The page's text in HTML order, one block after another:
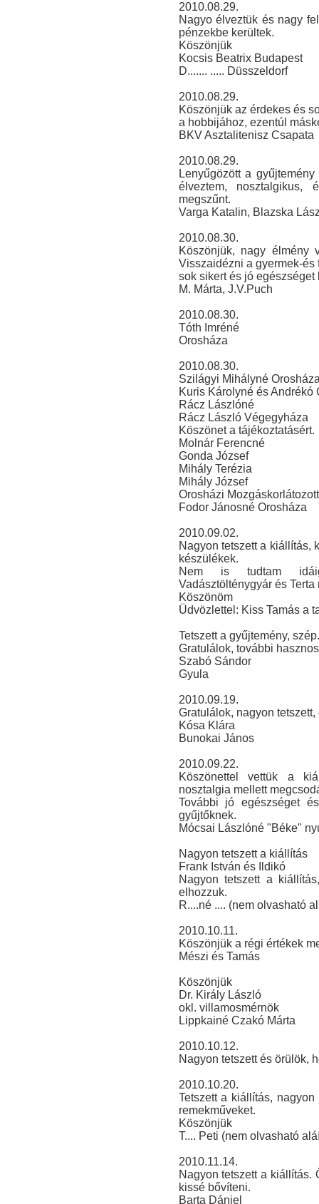
2010.08.29.
Nagyo élveztük és nagy
pénzekbe kerültek.
Köszönjük
Kocsis Beatrix Budapest
D....... ..... Düsszeldorf
2010.08.29.
Köszönjük az érdekes és
a hobbijához, ezentúl
BKV Asztalitenisz Csapata
2010.08.29.
Lenyűgözött a
élveztem,
megszűnt.
Varga Katalin, Blazska
2010.08.30.
Köszönjük, nagy élmény
Visszaidézni a gyermek-és
sok sikert és jó egészséget
M. Márta, J.V.Puch
2010.08.30.
Tóth Imréné
Orosháza
2010.08.30.
Szilágyi Mihályné
Kuris Károlyné és Andrékó
Rácz Lászlóné
Rácz László Végegyháza
Köszönet a tájékoztatásért.
Molnár Ferencné
Gonda József
Mihály Terézia
Mihály József
Orosházi
Fodor Jánosné Orosháza
2010.09.02.
Nagyon tetszett a kiállítás,
készülékek.
Nem is tudtam
Vadásztölténygyár és Terta
Köszönöm
Üdvözlettel: Kiss Tamás a
Tetszett a gyűjtemény, szép.
Gratulálok, további
Szabó Sándor
Gyula
2010.09.19.
Gratulálok, nagyon
Kósa Klára
Bunokai János
2010.09.22.
Köszönettel vettük a
nosztalgia mellett
További jó egészséget
gyűjtőknek.
Mócsai Lászlóné "Béke"
Nagyon tetszett a kiállítás
Frank István és Ildikó
Nagyon tetszett a
elhozzuk.
R....né .... (nem olvasható
2010.10.11.
Köszönjük a régi értékek
Mészi és Tamás
Köszönjük
Dr. Király László
okl. villamosmérnök
Lippkainé Czakó Márta
2010.10.12.
Nagyon tetszett és örülök,
2010.10.20.
Tetszett a kiállítás,
remekműveket.
Köszönjük
T.... Peti (nem olvasható
2010.11.14.
Nagyon tetszett a kiállítás.
kissé bővíteni.
Barta Dániel